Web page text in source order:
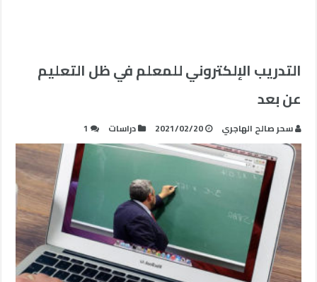
التدريب الإلكتروني للمعلم في ظل التعليم
عن بعد
سحر صالح الهاجري 2021/02/20 دراسات 1